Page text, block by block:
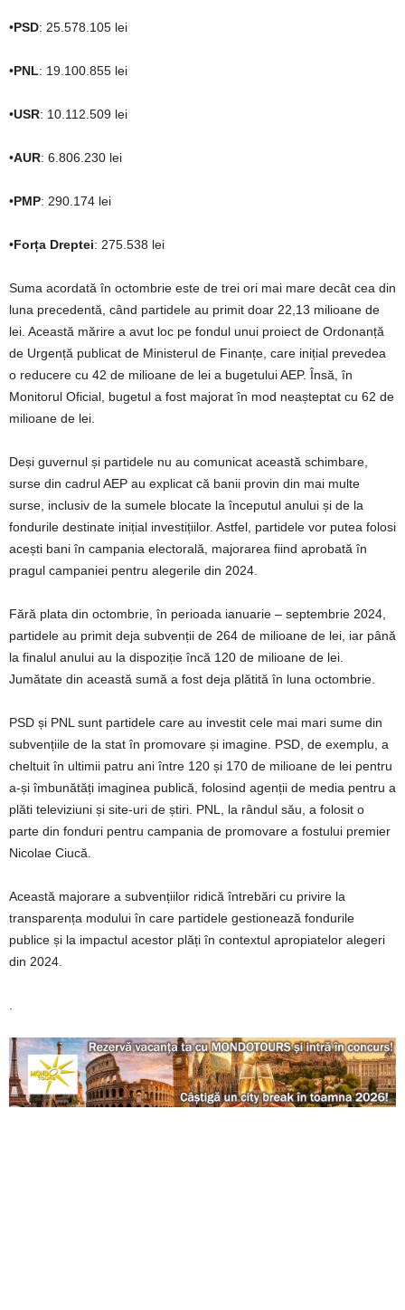
•PSD: 25.578.105 lei
•PNL: 19.100.855 lei
•USR: 10.112.509 lei
•AUR: 6.806.230 lei
•PMP: 290.174 lei
•Forța Dreptei: 275.538 lei
Suma acordată în octombrie este de trei ori mai mare decât cea din
luna precedentă, când partidele au primit doar 22,13 milioane de
lei. Această mărire a avut loc pe fondul unui proiect de Ordonanță
de Urgență publicat de Ministerul de Finanțe, care inițial prevedea
o reducere cu 42 de milioane de lei a bugetului AEP. Însă, în
Monitorul Oficial, bugetul a fost majorat în mod neașteptat cu 62 de
milioane de lei.
Deși guvernul și partidele nu au comunicat această schimbare,
surse din cadrul AEP au explicat că banii provin din mai multe
surse, inclusiv de la sumele blocate la începutul anului și de la
fondurile destinate inițial investițiilor. Astfel, partidele vor putea folosi
acești bani în campania electorală, majorarea fiind aprobată în
pragul campaniei pentru alegerile din 2024.
Fără plata din octombrie, în perioada ianuarie – septembrie 2024,
partidele au primit deja subvenții de 264 de milioane de lei, iar până
la finalul anului au la dispoziție încă 120 de milioane de lei.
Jumătate din această sumă a fost deja plătită în luna octombrie.
PSD și PNL sunt partidele care au investit cele mai mari sume din
subvențiile de la stat în promovare și imagine. PSD, de exemplu, a
cheltuit în ultimii patru ani între 120 și 170 de milioane de lei pentru
a-și îmbunătăți imaginea publică, folosind agenții de media pentru a
plăti televiziuni și site-uri de știri. PNL, la rândul său, a folosit o
parte din fonduri pentru campania de promovare a fostului premier
Nicolae Ciucă.
Această majorare a subvențiilor ridică întrebări cu privire la
transparența modului în care partidele gestionează fondurile
publice și la impactul acestor plăți în contextul apropiatelor alegeri
din 2024.